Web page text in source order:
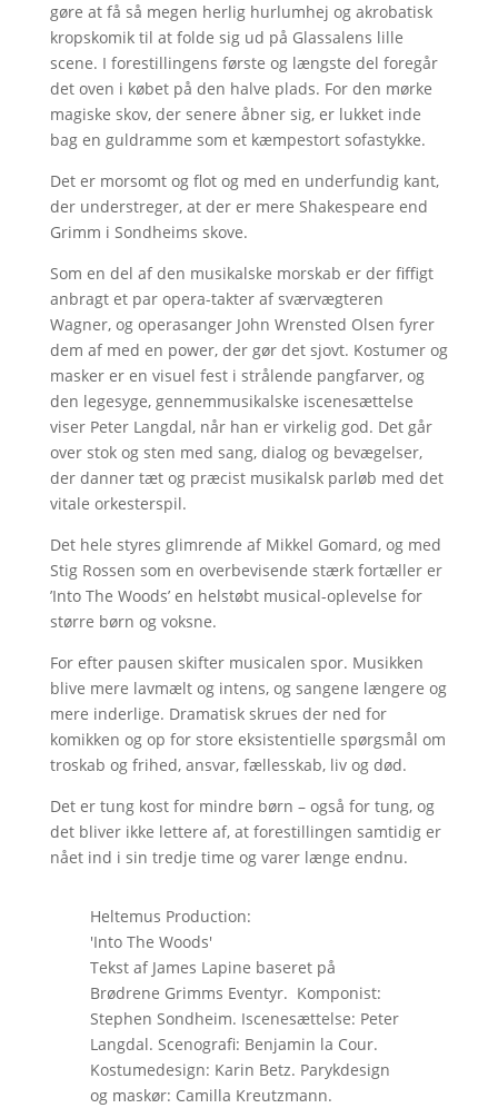
gøre at få så megen herlig hurlumhej og akrobatisk
kropskomik til at folde sig ud på Glassalens lille
scene. I forestillingens første og længste del foregår
det oven i købet på den halve plads. For den mørke
magiske skov, der senere åbner sig, er lukket inde
bag en guldramme som et kæmpestort sofastykke.
Det er morsomt og flot og med en underfundig kant,
der understreger, at der er mere Shakespeare end
Grimm i Sondheims skove.
Som en del af den musikalske morskab er der fiffigt
anbragt et par opera-takter af sværvægteren
Wagner, og operasanger John Wrensted Olsen fyrer
dem af med en power, der gør det sjovt. Kostumer og
masker er en visuel fest i strålende pangfarver, og
den legesyge, gennemmusikalske iscenesættelse
viser Peter Langdal, når han er virkelig god. Det går
over stok og sten med sang, dialog og bevægelser,
der danner tæt og præcist musikalsk parløb med det
vitale orkesterspil.
Det hele styres glimrende af Mikkel Gomard, og med
Stig Rossen som en overbevisende stærk fortæller er
’Into The Woods’ en helstøbt musical-oplevelse for
større børn og voksne.
For efter pausen skifter musicalen spor. Musikken
blive mere lavmælt og intens, og sangene længere og
mere inderlige. Dramatisk skrues der ned for
komikken og op for store eksistentielle spørgsmål om
troskab og frihed, ansvar, fællesskab, liv og død.
Det er tung kost for mindre børn – også for tung, og
det bliver ikke lettere af, at forestillingen samtidig er
nået ind i sin tredje time og varer længe endnu.
Heltemus Production:
'Into The Woods'
Tekst af James Lapine baseret på
Brødrene Grimms Eventyr. Komponist:
Stephen Sondheim. Iscenesættelse: Peter
Langdal. Scenografi: Benjamin la Cour.
Kostumedesign: Karin Betz. Parykdesign
og maskør: Camilla Kreutzmann.